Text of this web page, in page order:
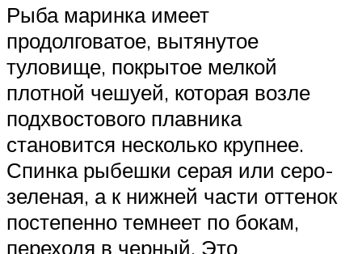
Рыба маринка имеет
продолговатое, вытянутое
туловище, покрытое мелкой
плотной чешуей, которая возле
подхвостового плавника
становится несколько крупнее.
Спинка рыбешки серая или серо-
зеленая, а к нижней части оттенок
постепенно темнеет по бокам,
переходя в черный. Это